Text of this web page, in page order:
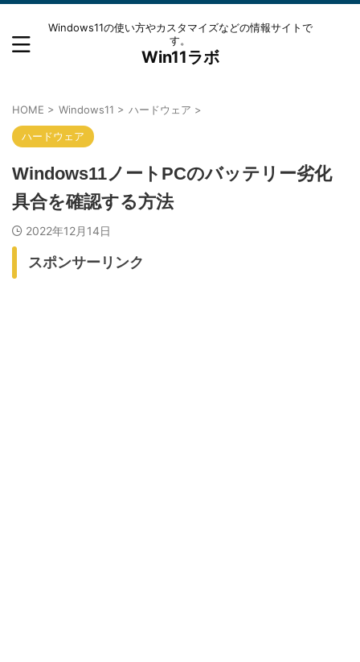
Windows11の使い方やカスタマイズなどの情報サイトで
す。
Win11ラボ
HOME > Windows11 > ハードウェア >
ハードウェア
Windows11ノートPCのバッテリー劣化
具合を確認する方法
2022年12月14日
スポンサーリンク